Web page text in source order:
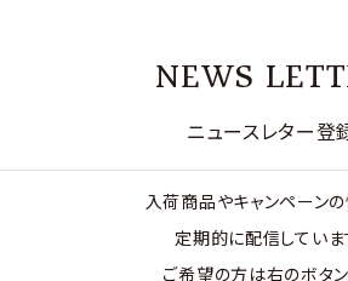
NEWS
ニュースレター登
入荷商品やキャンペーン
定期的に配信していま
ご希望の方は右のボタ